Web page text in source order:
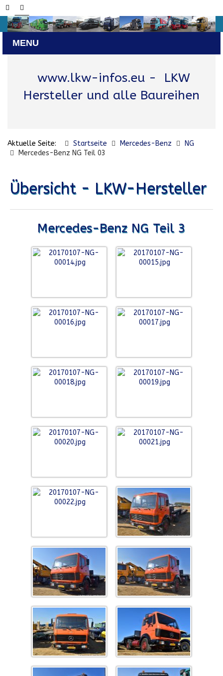
www.lkw-infos.eu- LKW
Hersteller und alle Baureihen
Aktuelle Seite: Startseite Mercedes-Benz
NG
Mercedes-Benz NG Teil 03
Übersicht - LKW-Hersteller
Mercedes-Benz NG Teil 3